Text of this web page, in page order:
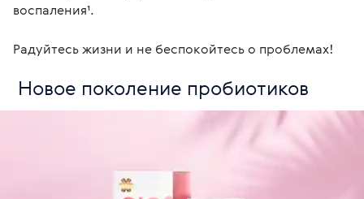
воспаления¹.
Радуйтесь жизни и не беспокойтесь о проблемах!
Новое поколение пробиотиков